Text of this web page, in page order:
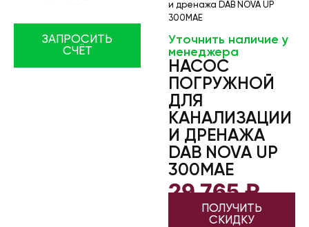
ЗАПРОСИТЬ
СЧЁТ
и дренажа DAB NOVA UP
300MAE
Уточнить наличие у
менеджера
НАСОС
ПОГРУЖНОЙ
ДЛЯ
КАНАЛИЗАЦИИ
И ДРЕНАЖА
DAB NOVA UP
300MAE
29 765₽
ПОЛУЧИТЬ
СКИДКУ